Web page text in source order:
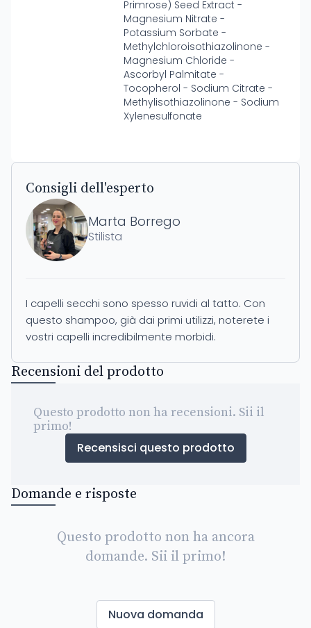
Primrose) Seed Extract -
Magnesium Nitrate -
Potassium Sorbate -
Methylchloroisothiazolinone -
Magnesium Chloride -
Ascorbyl Palmitate -
Tocopherol - Sodium Citrate -
Methylisothiazolinone - Sodium
Xylenesulfonate
Consigli dell'esperto
Marta Borrego
Stilista
I capelli secchi sono spesso ruvidi al tatto. Con
questo shampoo, già dai primi utilizzi, noterete i
vostri capelli incredibilmente morbidi.
Recensioni del prodotto
Questo prodotto non ha recensioni. Sii il
primo!
Recensisci questo prodotto
Domande e risposte
Questo prodotto non ha ancora
domande. Sii il primo!
Nuova domanda